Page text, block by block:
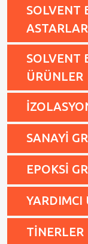
SOLVENT
ASTARLAR
SOLVENT
ÜRÜNLER
SANAYİ
EPOKSİ
YARDIMCI
TİNERLER